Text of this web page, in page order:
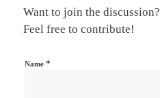
Want to join the discussion?
Feel free to contribute!
Name *